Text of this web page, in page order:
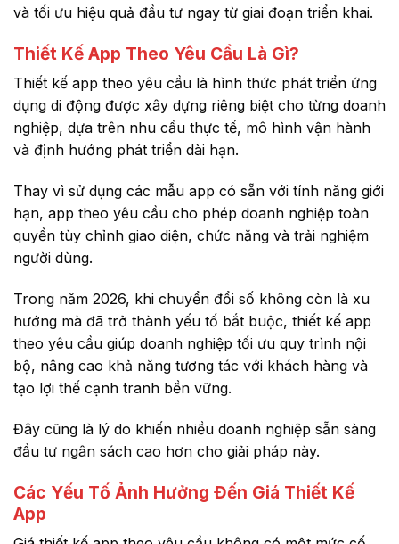
và tối ưu hiệu quả đầu tư ngay từ giai đoạn triển khai.
Thiết Kế App Theo Yêu Cầu Là Gì?
Thiết kế app theo yêu cầu là hình thức phát triển ứng
dụng di động được xây dựng riêng biệt cho từng doanh
nghiệp, dựa trên nhu cầu thực tế, mô hình vận hành
và định hướng phát triển dài hạn.
Thay vì sử dụng các mẫu app có sẵn với tính năng giới
hạn, app theo yêu cầu cho phép doanh nghiệp toàn
quyền tùy chỉnh giao diện, chức năng và trải nghiệm
người dùng.
Trong năm 2026, khi chuyển đổi số không còn là xu
hướng mà đã trở thành yếu tố bắt buộc, thiết kế app
theo yêu cầu giúp doanh nghiệp tối ưu quy trình nội
bộ, nâng cao khả năng tương tác với khách hàng và
tạo lợi thế cạnh tranh bền vững.
Đây cũng là lý do khiến nhiều doanh nghiệp sẵn sàng
đầu tư ngân sách cao hơn cho giải pháp này.
Các Yếu Tố Ảnh Hưởng Đến Giá Thiết Kế
App